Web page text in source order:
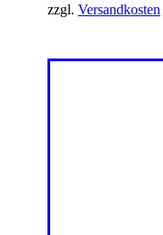
zzgl. Versandkosten